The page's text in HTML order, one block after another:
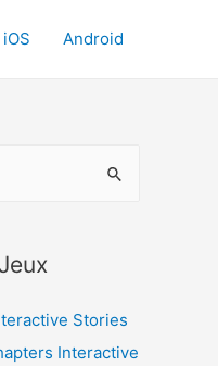
iOS Android
Stories
Interactive